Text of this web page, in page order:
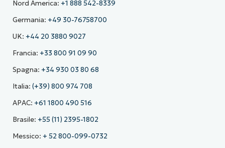
Nord America: +1 888 542-8339
Germania: +49 30-76758700
UK: +44 20 3880 9027
Francia: +33 800 91 09 90
Spagna: +34 930 03 80 68
Italia: (+39) 800 974 708
APAC: +61 1800 490 516
Brasile: +55 (11) 2395-1802
Messico: + 52 800-099-0732